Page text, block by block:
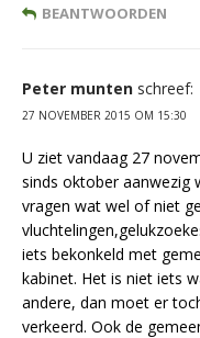
BEANTWOORDEN
Peter munten schreef:
27 NOVEMBER 2015 OM 15:30
U ziet vandaag 27
sinds oktober aanwezig
vragen wat wel of niet
iets bekonkeld met
kabinet. Het is niet iets
andere, dan moet er
verkeerd. Ook de